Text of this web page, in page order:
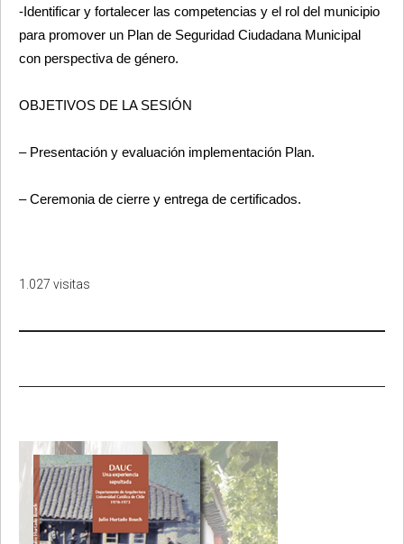
-Identificar y fortalecer las competencias y el rol del municipio
para promover un Plan de Seguridad Ciudadana Municipal
con perspectiva de género.
OBJETIVOS DE LA SESIÓN
– Presentación y evaluación implementación Plan.
– Ceremonia de cierre y entrega de certificados.
1.027 visitas
Primary
Sidebar